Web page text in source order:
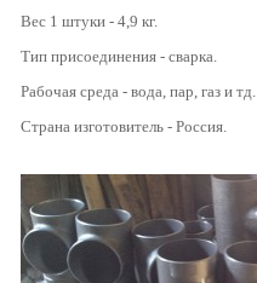
Вес 1 штуки - 4,9 кг.
Тип присоединения - сварка.
Рабочая среда - вода, пар, газ и тд.
Страна изготовитель - Россия.